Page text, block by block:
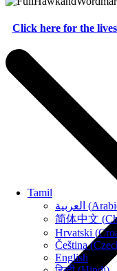
Tamil
العربية (
简体中文 (
Hrvatski (
Čeština(
English
Click here for the